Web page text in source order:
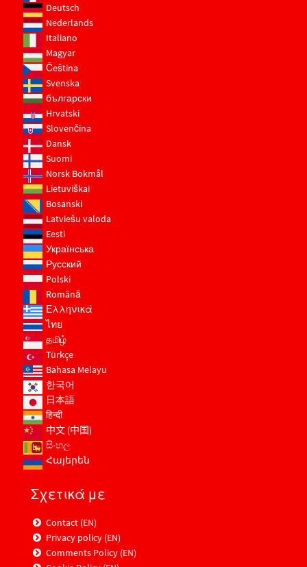
Deutsch
Nederlands
Italiano
Magyar
Čeština
Svenska
български
Hrvatski
Slovenčina
Dansk
Suomi
Norsk Bokmål
Lietuviškai
Bosanski
Latviešu valoda
Eesti
Українська
Русский
Polski
Română
Ελληνικά
ไทย
தமிழ்
Türkçe
Bahasa Melayu
한국어
日本語
हिन्दी
中文 (中国)
සිංහල
Հայերեն
Σχετικά με
Contact (EN)
Privacy policy (EN)
Comments Policy (EN)